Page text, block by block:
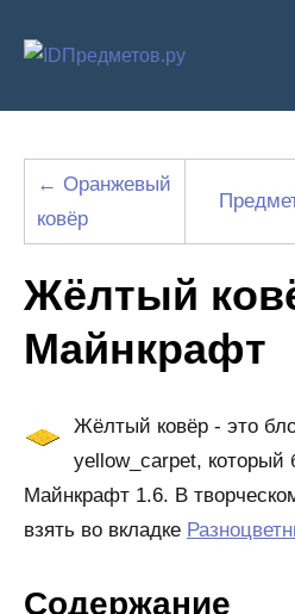
← Оранжевый
ковёр
Жёлтый
Майнкрафт
Жёлтый ковёр - это
yellow_carpet,
Майнкрафт 1.6. В
взять во вкладке
Содержание